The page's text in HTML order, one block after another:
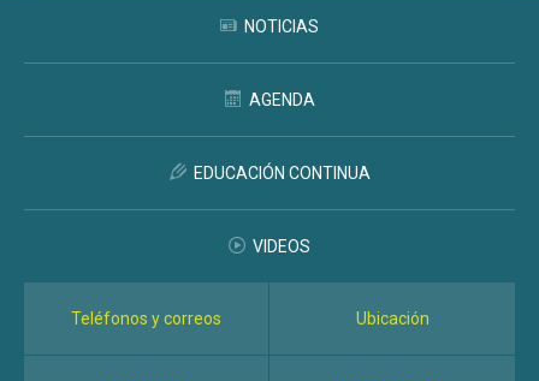
NOTICIAS
AGENDA
EDUCACIÓN CONTINUA
VIDEOS
Teléfonos y correos Ubicación